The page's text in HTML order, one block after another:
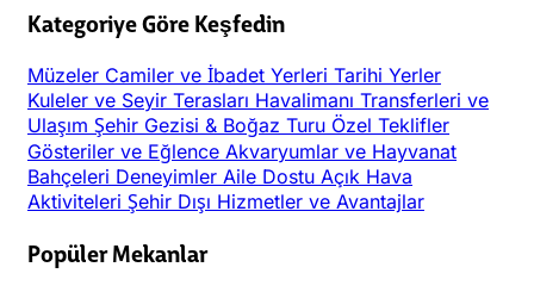
Kategoriye Göre Keşfedin
Müzeler Camiler ve İbadet Yerleri Tarihi Yerler
Kuleler ve Seyir Terasları Havalimanı Transferleri ve
Ulaşım Şehir Gezisi & Boğaz Turu Özel Teklifler
Gösteriler ve Eğlence Akvaryumlar ve Hayvanat
Bahçeleri Deneyimler Aile Dostu Açık Hava
Aktiviteleri Şehir Dışı Hizmetler ve Avantajlar
Popüler Mekanlar